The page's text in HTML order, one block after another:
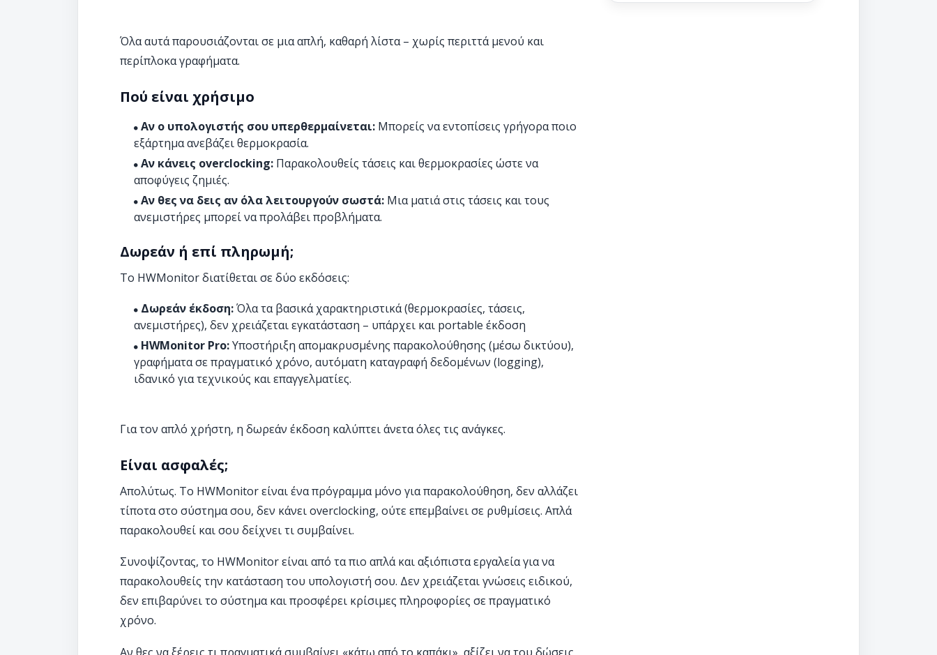
Όλα αυτά παρουσιάζονται σε μια απλή, καθαρή λίστα – χωρίς περιττά μενού και
περίπλοκα γραφήματα.
Πού είναι χρήσιμο
Αν ο υπολογιστής σου υπερθερμαίνεται: Μπορείς να εντοπίσεις γρήγορα ποιο
εξάρτημα ανεβάζει θερμοκρασία.
Αν κάνεις overclocking: Παρακολουθείς τάσεις και θερμοκρασίες ώστε να
αποφύγεις ζημιές.
Αν θες να δεις αν όλα λειτουργούν σωστά: Μια ματιά στις τάσεις και τους
ανεμιστήρες μπορεί να προλάβει προβλήματα.
Δωρεάν ή επί πληρωμή;
Το HWMonitor διατίθεται σε δύο εκδόσεις:
Δωρεάν έκδοση:Όλα τα βασικά χαρακτηριστικά (θερμοκρασίες, τάσεις,
ανεμιστήρες), δεν χρειάζεται εγκατάσταση – υπάρχει και portable έκδοση
HWMonitor Pro:Υποστήριξη απομακρυσμένης παρακολούθησης (μέσω δικτύου),
γραφήματα σε πραγματικό χρόνο, αυτόματη καταγραφή δεδομένων (logging),
ιδανικό για τεχνικούς και επαγγελματίες.
Για τον απλό χρήστη, η δωρεάν έκδοση καλύπτει άνετα όλες τις ανάγκες.
Είναι ασφαλές;
Απολύτως. Το HWMonitor είναι ένα πρόγραμμα μόνο για παρακολούθηση, δεν αλλάζει
τίποτα στο σύστημα σου, δεν κάνει overclocking, ούτε επεμβαίνει σε ρυθμίσεις. Απλά
παρακολουθεί και σου δείχνει τι συμβαίνει.
Συνοψίζοντας, το HWMonitor είναι από τα πιο απλά και αξιόπιστα εργαλεία για να
παρακολουθείς την κατάσταση του υπολογιστή σου. Δεν χρειάζεται γνώσεις ειδικού,
δεν επιβαρύνει το σύστημα και προσφέρει κρίσιμες πληροφορίες σε πραγματικό
χρόνο.